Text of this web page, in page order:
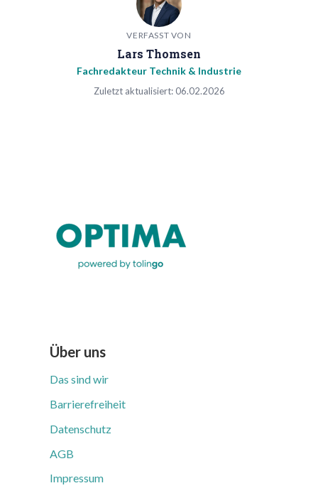
VERFASST VON
Lars Thomsen
Fachredakteur Technik & Industrie
Zuletzt aktualisiert: 06.02.2026
Über uns
Das sind wir
Barrierefreiheit
Datenschutz
AGB
Impressum